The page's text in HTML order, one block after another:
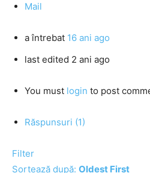
Mail
a întrebat 16 ani ago
last edited 2 ani ago
You must login to post
Răspunsuri (1)
Filter
Sortează după: Oldest First